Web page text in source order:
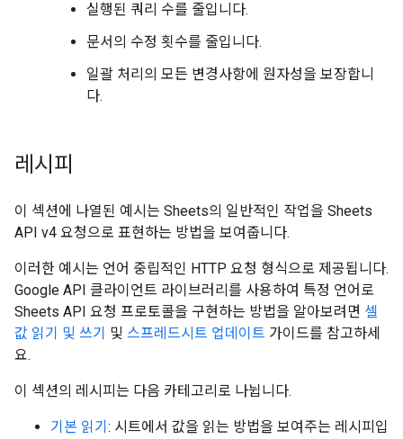
실행된 쿼리 수를 줄입니다.
문서의 수정 횟수를 줄입니다.
일괄 처리의 모든 변경사항에 원자성을 보장합니
다.
레시피
이 섹션에 나열된 예시는 Sheets의 일반적인 작업을 Sheets
API v4 요청으로 표현하는 방법을 보여줍니다.
이러한 예시는 언어 중립적인 HTTP 요청 형식으로 제공됩니다.
Google API 클라이언트 라이브러리를 사용하여 특정 언어로
Sheets API 요청 프로토콜을 구현하는 방법을 알아보려면 셀
값 읽기 및 쓰기 및 스프레드시트 업데이트 가이드를 참고하세
요.
이 섹션의 레시피는 다음 카테고리로 나뉩니다.
기본 읽기 : 시트에서 값을 읽는 방법을 보여주는 레시피입